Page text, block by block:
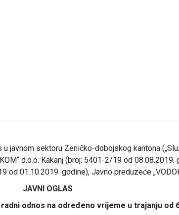
javnom sektoru Zeničko-dobojskog kantona
d.o.o. Kakanj (broj: 5401-2/19 od
01.10.2019. godine), Javno preduzeće
JAVNI OGLAS
odnos na određeno vrijeme u trajanju od